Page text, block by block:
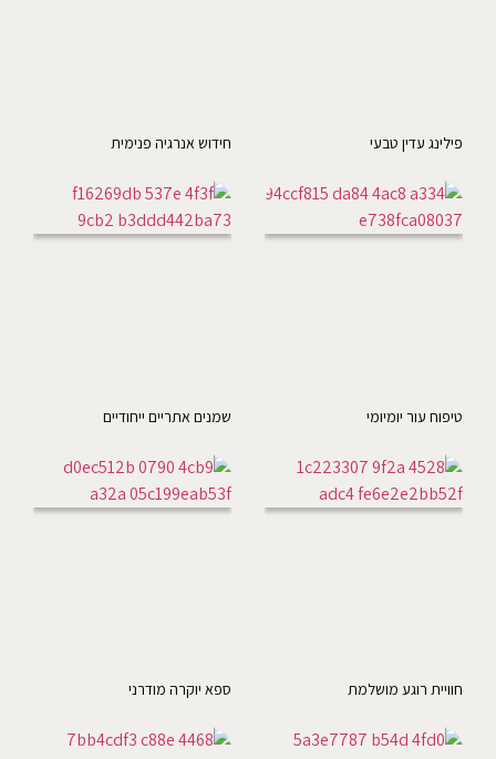
פילינג עדין טבעי חידוש אנרגיה פנימית
טיפוח עור יומיומי שמנים אתריים ייחודיים
חוויית רוגע מושלמת ספא יוקרה מודרני